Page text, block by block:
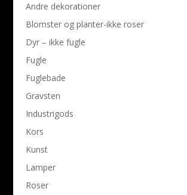
Andre dekorationer
Blomster og planter-ikke roser
Dyr – ikke fugle
Fugle
Fuglebade
Gravsten
Industrigods
Kors
Kunst
Lamper
Roser